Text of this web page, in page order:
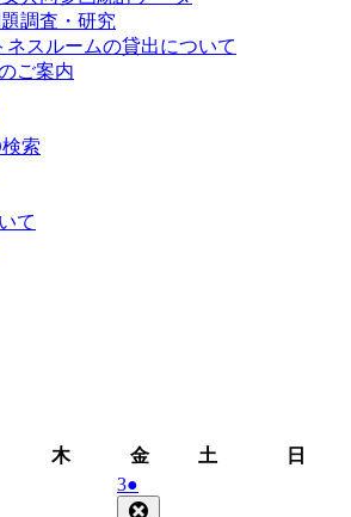
木木
金金
日
土 日
32024
年
●
件